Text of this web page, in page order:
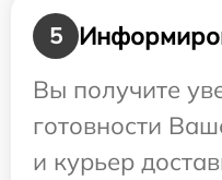
5
Вы получите
готовности
и курьер